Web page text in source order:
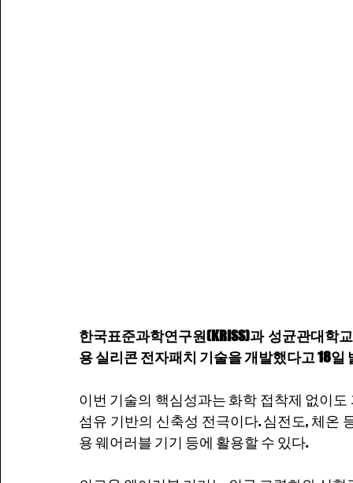
한국표준과학연구원(KRISS)과 성균관대학
용 실리콘 전자패치 기술을 개발했다고 18일
이번 기술의 핵심성과는 화학 접착제 없이
섬유 기반의 신축성 전극이다. 심전도, 체온
용 웨어러블 기기 등에 활용할 수 있다.